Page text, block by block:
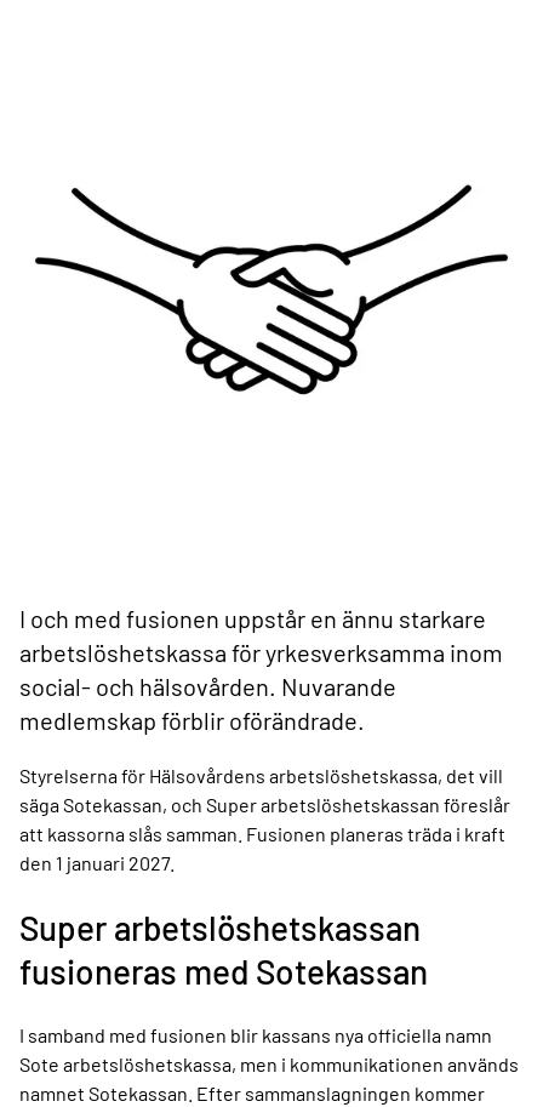
I och med fusionen uppstår en ännu starkare
arbetslöshetskassa för yrkesverksamma inom
social- och hälsovården. Nuvarande
medlemskap förblir oförändrade.
Styrelserna för Hälsovårdens arbetslöshetskassa, det vill
säga Sotekassan, och Super arbetslöshetskassan föreslår
att kassorna slås samman. Fusionen planeras träda i kraft
den 1 januari 2027.
Super arbetslöshetskassan
fusioneras med Sotekassan
I samband med fusionen blir kassans nya officiella namn
Sote arbetslöshetskassa, men i kommunikationen används
namnet Sotekassan. Efter sammanslagningen kommer